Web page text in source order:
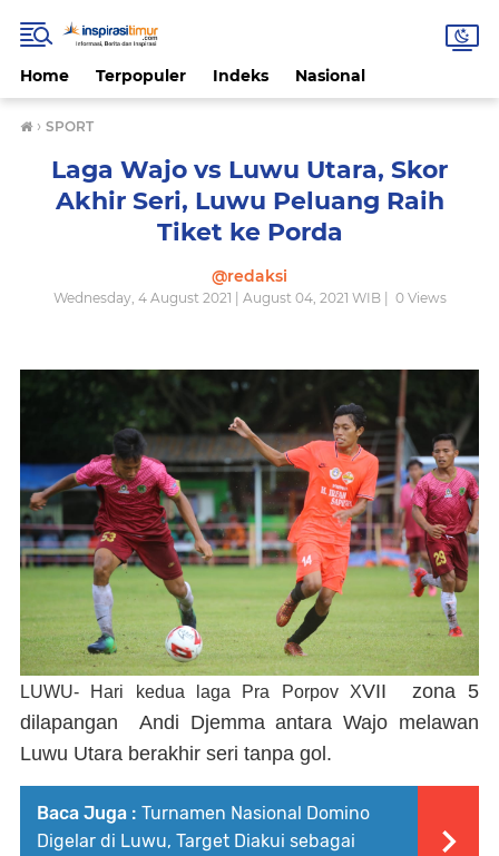
Home Terpopuler Indeks Nasional
› SPORT
Laga Wajo vs Luwu Utara, Skor
Akhir Seri, Luwu Peluang Raih
Tiket ke Porda
@redaksi
Wednesday, 4 August 2021 | August 04, 2021 WIB | 0Views
LUWU- Hari kedua laga Pra Porpov XVII zona 5
dilapangan Andi Djemma antara Wajo melawan
Luwu Utara berakhir seri tanpa gol.
Baca Juga : Turnamen Nasional Domino
Digelar di Luwu, Target Diakui sebagai